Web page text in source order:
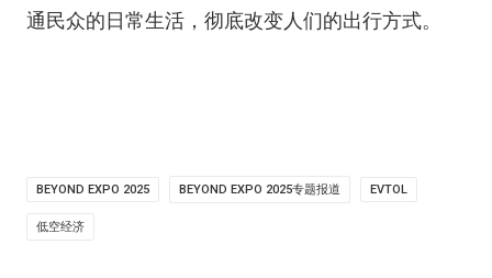
通民众的日常生活，彻底改变人们的出行方式。
BEYOND EXPO 2025 BEYOND EXPO 2025专题报道 EVTOL
低空经济